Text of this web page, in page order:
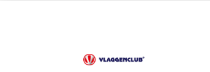
Op werkdagen zijn wij